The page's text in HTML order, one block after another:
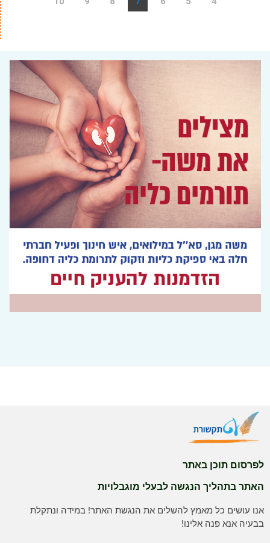
לפרסום תוכן באתר
האתר בתהליך הנגשה לבעלי מוגבלויות
אנו עושים כל מאמץ להשלים את הנגשת האתר! במידה ונתקלת
בבעיה אנא פנה אלינו!